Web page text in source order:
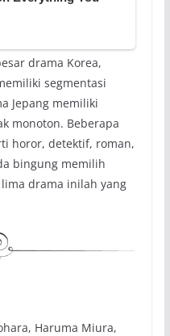
drama Korea,
segmentasi
Jepang memiliki
monoton. Beberapa
horor, detektif, roman,
bingung memilih
lima drama inilah yang
Haruma Miura,